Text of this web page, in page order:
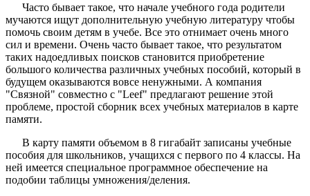
Часто бывает такое, что начале учебного года родители
мучаются ищут дополнительную учебную литературу чтобы
помочь своим детям в учебе. Все это отнимает очень много
сил и времени. Очень часто бывает такое, что результатом
таких надоедливых поисков становится приобретение
большого количества различных учебных пособий, который в
будущем оказываются вовсе ненужными. А компания
"Связной" совместно с "Leef" предлагают решение этой
проблеме, простой сборник всех учебных материалов в карте
памяти.
В карту памяти объемом в 8 гигабайт записаны учебные
пособия для школьников, учащихся с первого по 4 классы. На
ней имеется специальное программное обеспечение на
подобии таблицы умножения/деления.